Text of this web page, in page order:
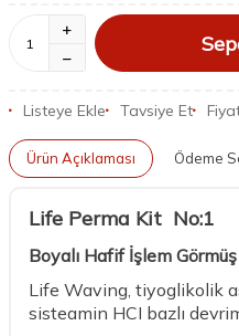
Listeye Ekle Tavsiye Et
Ürün Açıklaması Ödeme
Life Perma Kit No:1
Boyalı Hafif İşlem
Life Waving, tiyoglikolik
sisteamin HCI bazlı